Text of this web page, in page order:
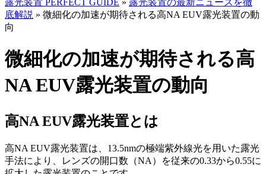
露光装置 PERFECT GUIDE » 露光装置の最新ニュースを徹
底解説 » 微細化の加速が期待される高NA EUV露光装置の動
向
微細化の加速が期待される高
NA EUV露光装置の動向
高NA EUV露光装置とは
高NA EUV露光装置は、13.5nmの極端紫外線光を用いた露光
手法により、レンズの開口数（NA）を従来の0.33から0.55に